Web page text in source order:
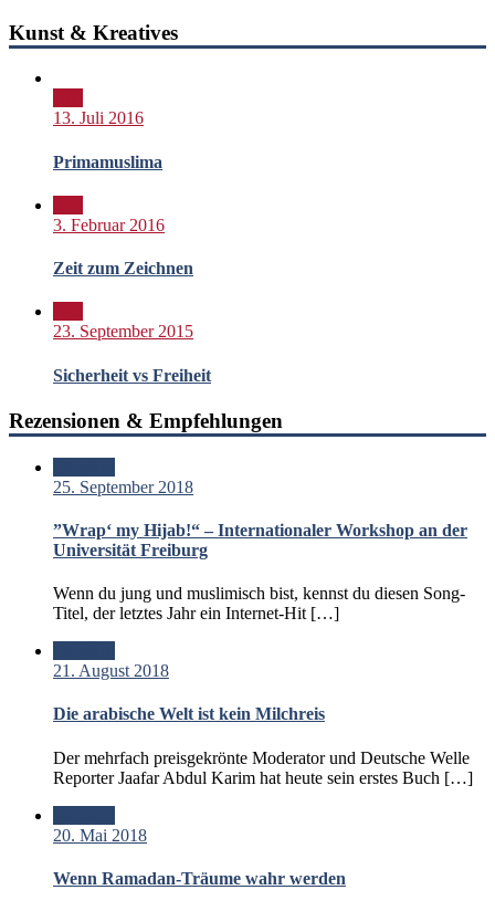
Kunst & Kreatives
13. Juli 2016
Primamuslima
3. Februar 2016
Zeit zum Zeichnen
23. September 2015
Sicherheit vs Freiheit
Rezensionen & Empfehlungen
25. September 2018
”Wrap‘ my Hijab!“ – Internationaler Workshop an der
Universität Freiburg
Wenn du jung und muslimisch bist, kennst du diesen Song-
Titel, der letztes Jahr ein Internet-Hit […]
21. August 2018
Die arabische Welt ist kein Milchreis
Der mehrfach preisgekrönte Moderator und Deutsche Welle
Reporter Jaafar Abdul Karim hat heute sein erstes Buch […]
20. Mai 2018
Wenn Ramadan-Träume wahr werden